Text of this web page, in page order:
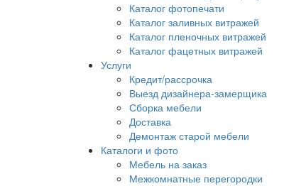
Каталог фотопечати
Каталог заливных витражей
Каталог пленочных витражей
Каталог фацетных витражей
Услуги
Кредит/рассрочка
Выезд дизайнера-замерщика
Сборка мебели
Доставка
Демонтаж старой мебели
Каталоги и фото
Мебель на заказ
Межкомнатные перегородки